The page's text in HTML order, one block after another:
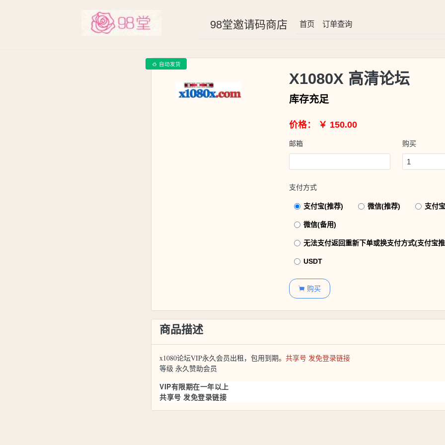
98堂邀请码商店 首页 订单查询
 自动发货
X1080X 高清论坛
库存充足
价格： ￥ 150.00
邮箱 购买
支付方式
支付宝(推荐) 微信(推荐) 支付
微信(备用)
无法支付返回重新下单或换支付方式(支付宝
USDT
 购买
商品描述
x1080论坛VIP永久会员出租，包用到期。 共享号 发免登录链接
等级 永久赞助会员
VIP有限期在一年以上
共享号 发免登录链接